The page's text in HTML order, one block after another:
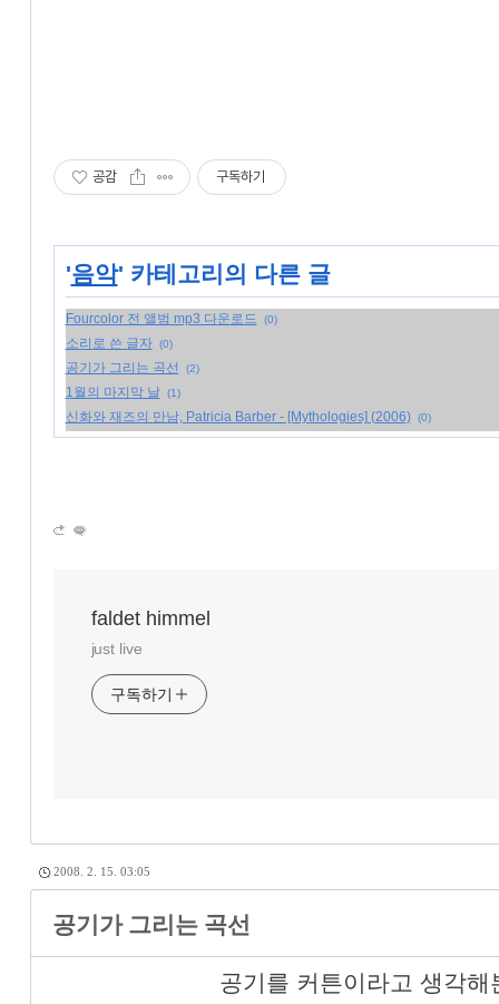
공감 구독하기
'음악' 카테고리의 다른 글
Fourcolor 전 앨범 mp3 다운로드 (0)
소리로 쓴 글자 (0)
공기가 그리는 곡선 (2)
1월의 마지막 날 (1)
신화와 재즈의 만남, Patricia Barber - [Mythologies] (2006) (0)
faldet himmel
just live
구독하기
2008. 2. 15. 03:05
공기가 그리는 곡선
공기를 커튼이라고 생각해